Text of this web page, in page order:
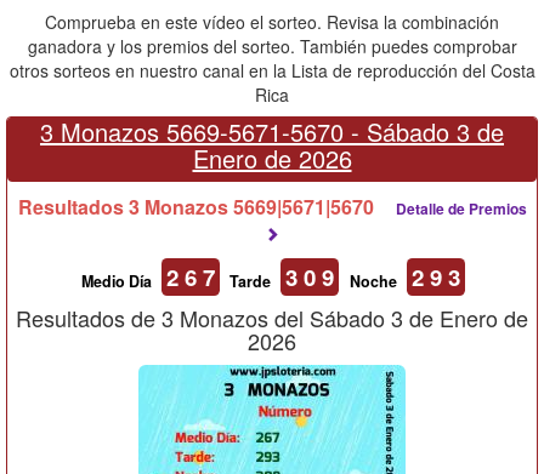
Comprueba en este vídeo el sorteo. Revisa la combinación
ganadora y los premios del sorteo. También puedes comprobar
otros sorteos en nuestro canal en la Lista de reproducción del Costa
Rica
3 Monazos 5669-5671-5670 - Sábado 3 de
Enero de 2026
Resultados 3 Monazos 5669|5671|5670 Detalle de Premios
Medio Día 2 6 7 Tarde 3 0 9 Noche 2 9 3
Resultados de 3 Monazos del Sábado 3 de Enero de
2026